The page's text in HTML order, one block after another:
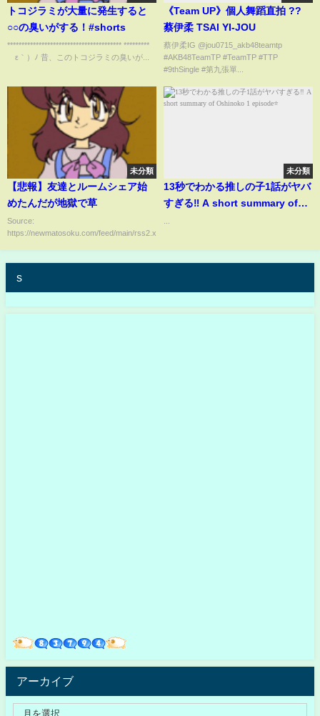
トコジラミが大量に発生すると
○○の臭いがする！#shorts
**************************************** *********
´ε｀）ﾉ 昔、このトコジラミの臭いが...
《Team UP》個人舞蹈直拍 ??
蔡伊柔 TSAI YI-JOU
蔡伊柔IG @jou0715_akb48teamtp
#AKB48TeamTP #TeamTP #TTP⁣
#9thSingle #第九張單...
未分類
【悲報】友達とルームシェア始
めたんだが地獄で草
Source:
https://newmatosoku.com/feed/main/rss2.xml...
未分類
13秒でわかる推しの子1話がヤバ
すぎる‼︎ A short summary of
s
アーカイブ